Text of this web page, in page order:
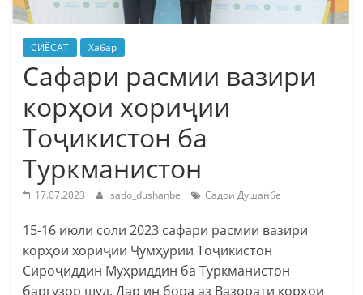
СИЁСАТ Хабар
Сафари расмии вазири
корҳои хориҷии
Тоҷикистон ба
Туркманистон
17.07.2023 sado_dushanbe Садои Душанбе
15-16 июли соли 2023 сафари расмии вазири
корҳои хориҷии Ҷумҳурии Тоҷикистон
Сироҷиддин Муҳриддин ба Туркманистон
баргузор шуд. Дар ин бора аз Вазорати корҳои